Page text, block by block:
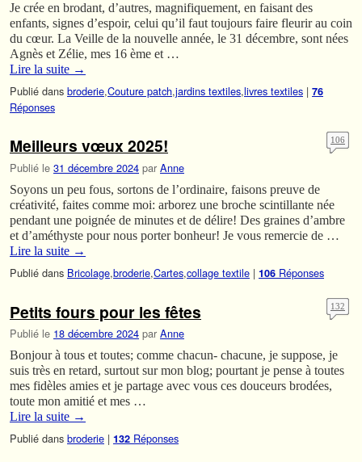
Je crée en brodant, d’autres, magnifiquement, en faisant des
enfants, signes d’espoir, celui qu’il faut toujours faire fleurir au coin
du cœur. La Veille de la nouvelle année, le 31 décembre, sont nées
Agnès et Zélie, mes 16 ème et …
Lire la suite →
Publié dans broderie,Couture patch,jardins textiles,livres textiles | 76
Réponses
Meilleurs vœux 2025!
Publié le 31 décembre 2024 par Anne
106
Soyons un peu fous, sortons de l’ordinaire, faisons preuve de
créativité, faites comme moi: arborez une broche scintillante née
pendant une poignée de minutes et de délire! Des graines d’ambre
et d’améthyste pour nous porter bonheur! Je vous remercie de …
Lire la suite →
Publié dans Bricolage,broderie,Cartes,collage textile | 106 Réponses
Petits fours pour les fêtes
Publié le 18 décembre 2024 par Anne
132
Bonjour à tous et toutes; comme chacun- chacune, je suppose, je
suis très en retard, surtout sur mon blog; pourtant je pense à toutes
mes fidèles amies et je partage avec vous ces douceurs brodées,
toute mon amitié et mes …
Lire la suite →
Publié dans broderie | 132 Réponses